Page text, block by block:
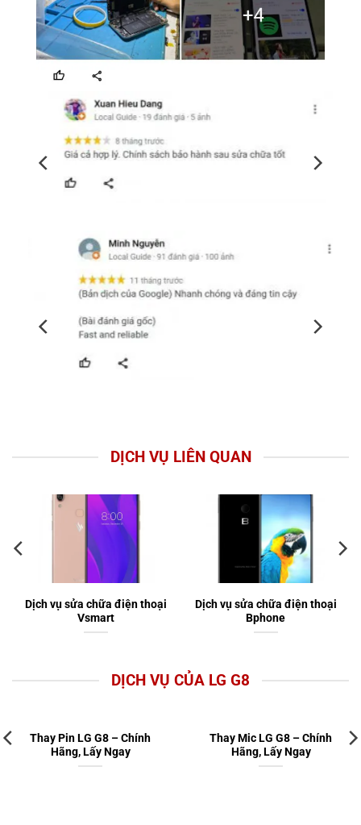
DỊCH VỤ LIÊN QUAN
Dịch vụ sửa chữa điện thoại
Vsmart
Dịch vụ sửa chữa điện thoại
Bphone
DỊCH VỤ CỦA LG G8
Thay Pin LG G8 – Chính
Hãng, Lấy Ngay
Thay Mic LG G8 – Chính
Hãng, Lấy Ngay